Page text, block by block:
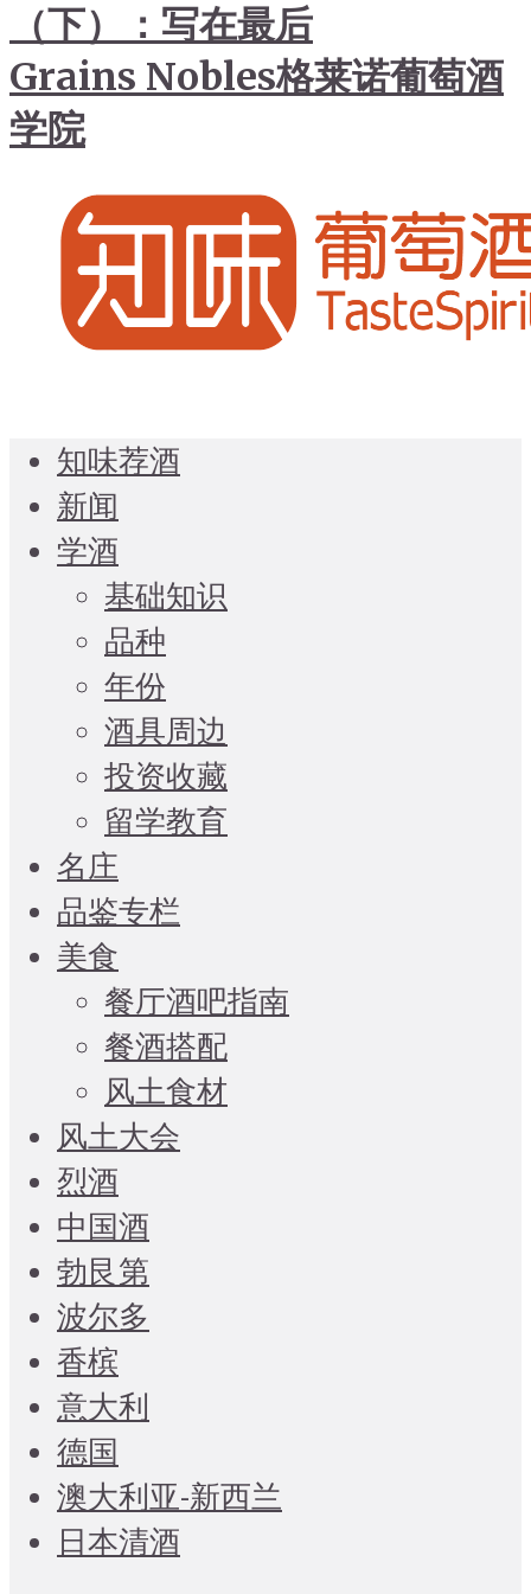
（下）：写在最后
Grains Nobles格莱诺葡萄酒
学院
知味荐酒
新闻
学酒
基础知识
品种
年份
酒具周边
投资收藏
留学教育
名庄
品鉴专栏
美食
餐厅酒吧指南
餐酒搭配
风土食材
风土大会
烈酒
中国酒
勃艮第
波尔多
香槟
意大利
德国
澳大利亚-新西兰
日本清酒